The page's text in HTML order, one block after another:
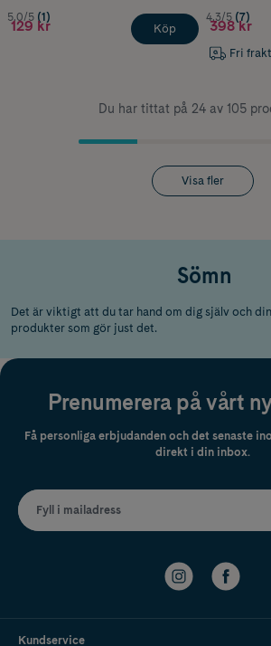
5.0/5 (1)
129 kr Köp
4.3/5 (7)
398 kr
Fri
Du har tittat på 24 av 105
Visa fler
Sömn
Det är viktigt att du tar hand om dig själv och
produkter som gör just det.
Prenumerera på vårt
Få personliga erbjudanden och det senaste
direkt i din inbox.
Fyll i mailadress
Kundservice